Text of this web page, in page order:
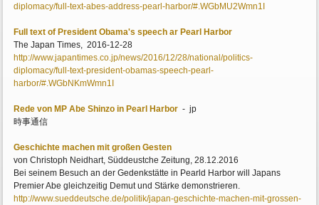
diplomacy/full-text-abes-address-pearl-harbor/#.WGbMU2Wmn1I
Full text of President Obama's speech ar Pearl Harbor
The Japan Times, 2016-12-28
http://www.japantimes.co.jp/news/2016/12/28/national/politics-
diplomacy/full-text-president-obamas-speech-pearl-
harbor/#.WGbNKmWmn1I
Rede von MP Abe Shinzo in Pearl Harbor - jp
時事通信
Geschichte machen mit großen Gesten
von Christoph Neidhart, Süddeustche Zeitung, 28.12.2016
Bei seinem Besuch an der Gedenkstätte in Pearld Harbor will Japans
Premier Abe gleichzeitig Demut und Stärke demonstrieren.
http://www.sueddeutsche.de/politik/japan-geschichte-machen-mit-grossen-